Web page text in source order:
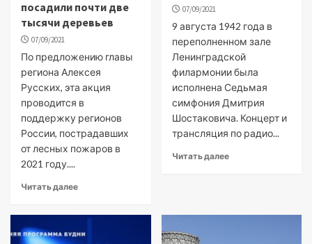
посадили почти две
тысячи деревьев
07/09/2021
По предложению главы
региона Алексея
Русских, эта акция
проводится в
поддержку регионов
России, пострадавших
от лесных пожаров в
2021 году....
Читать далее
07/09/2021
9 августа 1942 года в
переполненном зале
Ленинградской
филармонии была
исполнена Седьмая
симфония Дмитрия
Шостаковича. Концерт и
трансляция по радио...
Читать далее